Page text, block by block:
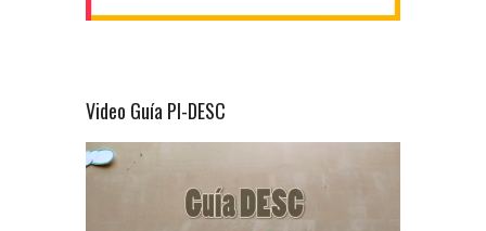
Video Guía PI-DESC